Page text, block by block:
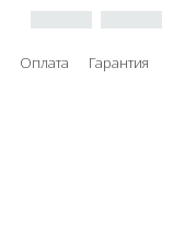
Оплата
Гарантия